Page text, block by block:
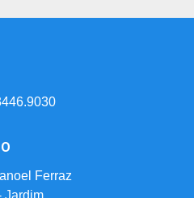
Ferraz
Jardim